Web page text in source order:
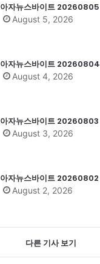
아자뉴스바이트 20260805
August 5, 2026
아자뉴스바이트 20260804
August 4, 2026
아자뉴스바이트 20260803
August 3, 2026
아자뉴스바이트 20260802
August 2, 2026
다른 기사 보기